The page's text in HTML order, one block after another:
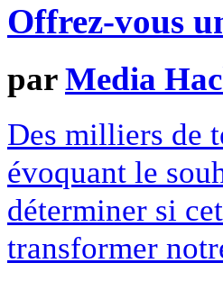
Offrez-vous
parMedia
Des milliers de
évoquant le
déterminer si
transformer